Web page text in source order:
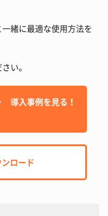
緒に最適な使用方法を
い。
導入事例を見る！
ロード